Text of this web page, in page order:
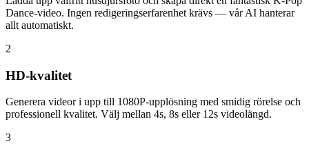
Dance-video. Ingen redigeringserfarenhet krävs — vår AI hanterar
allt automatiskt.
2
HD-kvalitet
Generera videor i upp till 1080P-upplösning med smidig rörelse och
professionell kvalitet. Välj mellan 4s, 8s eller 12s videolängd.
3